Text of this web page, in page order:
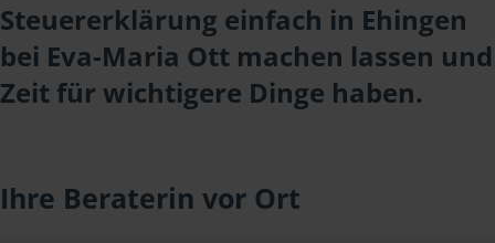
Steuererklärung einfach in Ehingen
bei Eva-Maria Ott machen lassen und
Zeit für wichtigere Dinge haben.
Ihre Beraterin vor Ort